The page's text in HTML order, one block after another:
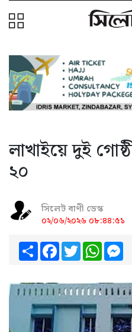
লাখাইয়ে দুই
২০
সিলেট বাণী ডেস্ক
০২/০৬/২০২৬ ০৮:৪৪:৫১
ShareFacebook
Twitter